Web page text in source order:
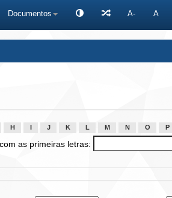
Documentos A- A
H J K L M N O P
as primeiras letras: